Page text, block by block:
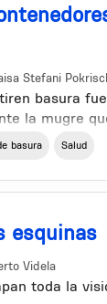
Stefani
basura
la mugre
lleno de
basura Salud
esquinas
Videla
toda la